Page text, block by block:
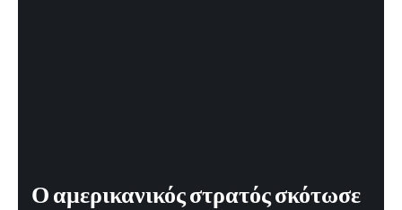
Ο αμερικανικός στρατός σκότωσε